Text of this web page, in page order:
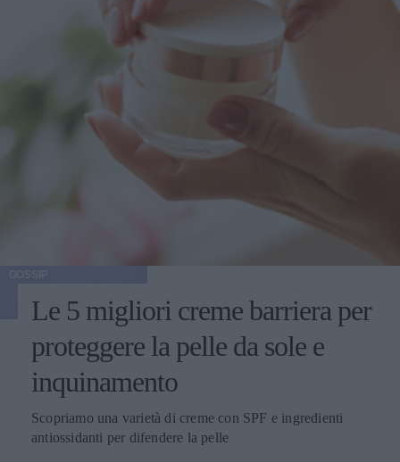
Le 5 migliori creme barriera per
proteggere la pelle da sole e
inquinamento
Scopriamo una varietà di creme con SPF e ingredienti
antiossidanti per difendere la pelle